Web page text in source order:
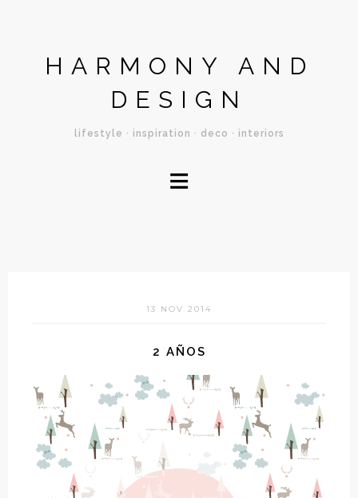
HARMONY AND
DESIGN
lifestyle · inspiration · deco · interiors
≡
13 NOV 2014
2 AÑOS